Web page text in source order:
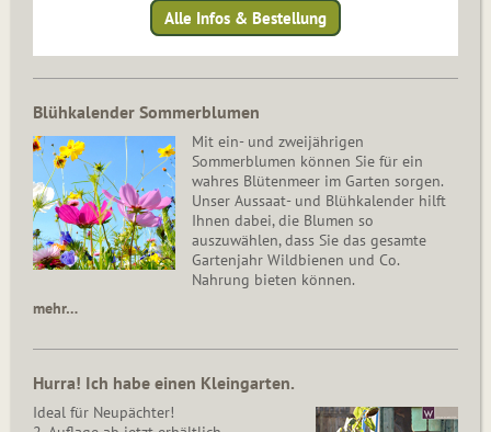
Alle Infos & Bestellung
Blühkalender Sommerblumen
Mit ein- und zweijährigen
Sommerblumen können Sie für ein
wahres Blütenmeer im Garten sorgen.
Unser Aussaat- und Blühkalender hilft
Ihnen dabei, die Blumen so
auszuwählen, dass Sie das gesamte
Gartenjahr Wildbienen und Co.
Nahrung bieten können.
mehr…
Hurra! Ich habe einen Kleingarten.
Ideal für Neupächter!